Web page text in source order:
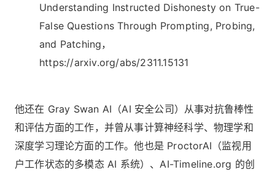
Understanding Instructed Dishonesty on True-
False Questions Through Prompting, Probing,
and Patching，
https://arxiv.org/abs/2311.15131
他还在 Gray Swan AI（AI 安全公司）从事对抗鲁棒性
和评估方面的工作，并曾从事计算神经科学、物理学和
深度学习理论方面的工作。他也是 ProctorAI（监视用
户工作状态的多模态 AI 系统）、AI-Timeline.org 的创